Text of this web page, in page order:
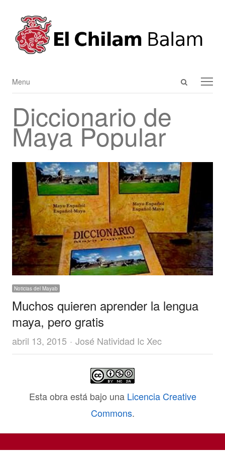
Open
Menu
Menu
Diccionario de
Maya Popular
Noticias del Mayab
Muchos quieren aprender la lengua
maya, pero gratis
abril 13, 2015 Author
José Natividad Ic Xec
Esta obra está bajo una Licencia Creative
Commons.